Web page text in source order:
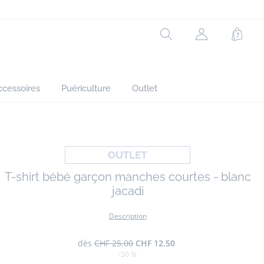
Rechercher
Mon
Puériculture Outlet
T-shirt bébé garçon manches courtes - blanc
jacadi
Description
dès CHF 25.00 CHF 12.50
-50 %